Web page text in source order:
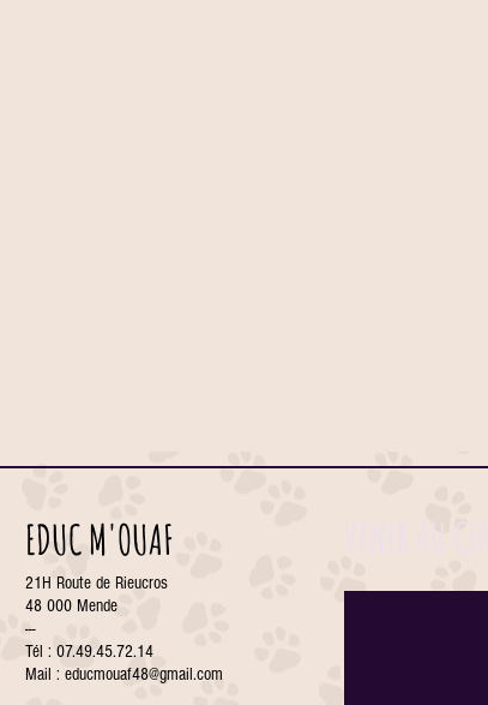
EDUC M'OUAF
21H Route de Rieucros
48 000 Mende
---
Tél : 07.49.45.72.14
Mail : educmouaf48@gmail.com
VENIR AU